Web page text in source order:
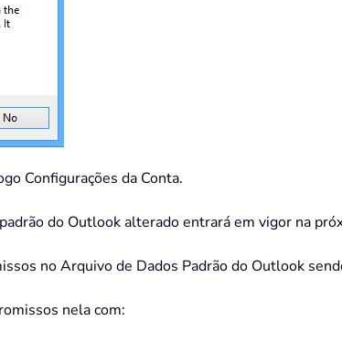
Configurações da Conta.
do Outlook alterado entrará em vigor na
no Arquivo de Dados Padrão do Outlook
nela com: